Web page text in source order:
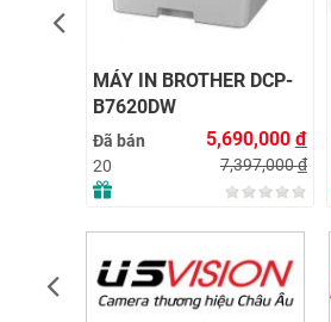
MÁY IN BROTHER DCP-
B7620DW
Đã bán
20
5,690,000 đ
7,397,000đ